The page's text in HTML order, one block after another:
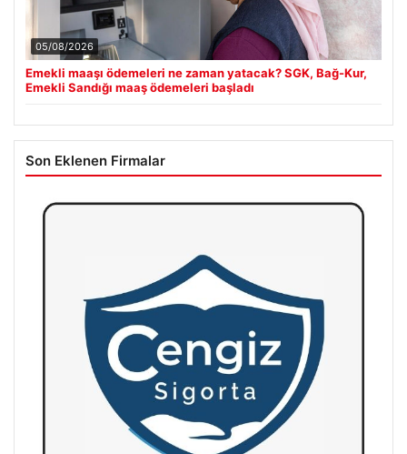
05/08/2026
Emekli maaşı ödemeleri ne zaman yatacak? SGK, Bağ-Kur,
Emekli Sandığı maaş ödemeleri başladı
Son Eklenen Firmalar